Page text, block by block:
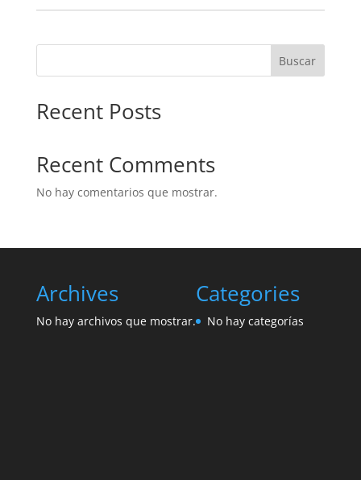
Buscar
Recent Posts
Recent Comments
No hay comentarios que mostrar.
Archives
No hay archivos que mostrar.
Categories
No hay categorías